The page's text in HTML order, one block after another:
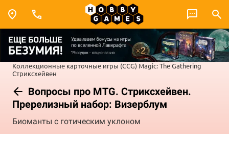
Коллекционные карточные игры (CCG) Magic: The Gathering
Стриксхейвен
Вопросы про MTG. Стриксхейвен.
Пререлизный набор: Визерблум
Биоманты с готическим уклоном